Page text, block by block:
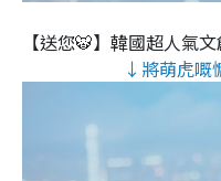
【送您🐯】韓國超人氣
↓將萌虎嘅